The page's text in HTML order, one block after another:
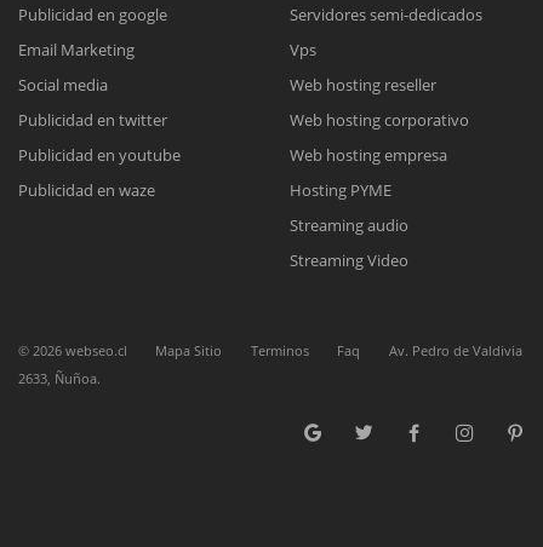
Reunión online
Nuestros ejecutivos le enviarán un correo electrónico con el enlace a
Meet para la reunión online.
Cotización
Complete el formulario y nos contactaremos a la brevedad.
Chat Online
para enviarnos un correo electrónico con sus datos personales.
Publicidad en google
Email Marketing
Social media
Publicidad en twitter
Publicidad en youtube
Publicidad en waze
Servidores semi-dedicados
Vps
Web hosting reseller
Web hosting corporativo
Web hosting empresa
Hosting PYME
Streaming audio
Streaming Video
© 2026 webseo.cl Mapa Sitio Terminos Faq
Av. Pedro de Valdivia
2633, Ñuñoa.